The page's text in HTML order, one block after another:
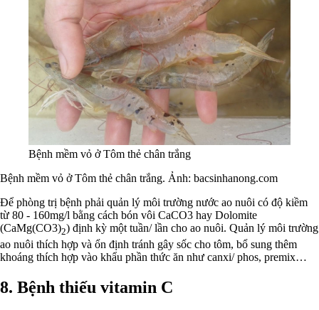
Bệnh mềm vỏ ở Tôm thẻ chân trắng
Bệnh mềm vỏ ở Tôm thẻ chân trắng. Ảnh: bacsinhanong.com
Để phòng trị bệnh phải quản lý môi trường nước ao nuôi có độ kiềm
từ 80 - 160mg/l bằng cách bón vôi CaCO3 hay Dolomite
(CaMg(CO3)2) định kỳ một tuần/ lần cho ao nuôi. Quản lý môi trường
ao nuôi thích hợp và ổn định tránh gây sốc cho tôm, bổ sung thêm
khoáng thích hợp vào khẩu phần thức ăn như canxi/ phos, premix…
8. Bệnh thiếu vitamin C